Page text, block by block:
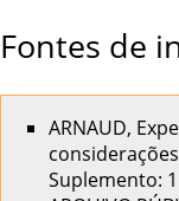
Fontes de
ARNAUD,
Suplemento: